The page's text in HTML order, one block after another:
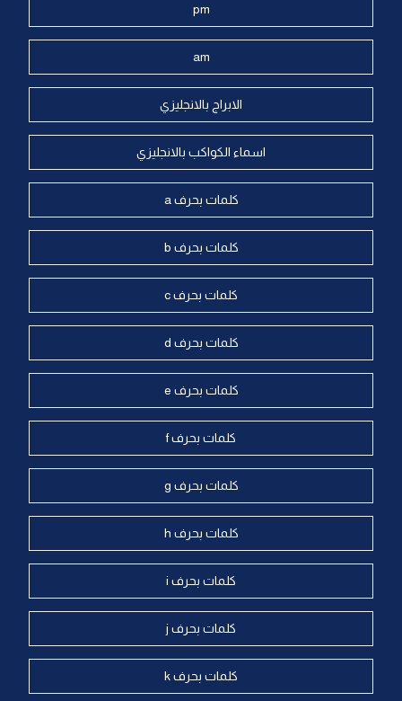
pm
am
الابراج بالانجليزي
اسماء الكواكب بالانجليزي
كلمات بحرف a
كلمات بحرف b
كلمات بحرف c
كلمات بحرف d
كلمات بحرف e
كلمات بحرف f
كلمات بحرف g
كلمات بحرف h
كلمات بحرف i
كلمات بحرف j
كلمات بحرف k